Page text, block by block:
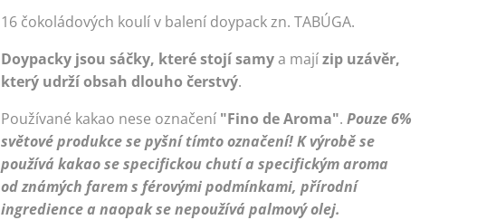
16 čokoládových koulí v balení doypack zn. TABÚGA.
Doypacky jsou sáčky, které stojí samya majízip uzávěr,
který udrží obsah dlouho čerstvý.
Používané kakao nese označení "Fino de Aroma".Pouze 6%
světové produkce se pyšní tímto označení! K výrobě se
používá kakaose specifickou chutí a specifickým aroma
odznámých farem s férovými podmínkami, přírodní
ingredience a naopak se nepoužívá palmový olej.